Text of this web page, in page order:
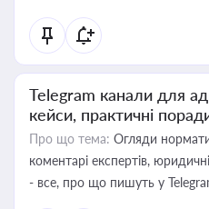
Telegram канали для
кейси, практичні
Про що тема: Огляди
коментарі експертів,
- все, про що пишуть у